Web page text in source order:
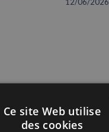
Ce site Web utilise
des cookies